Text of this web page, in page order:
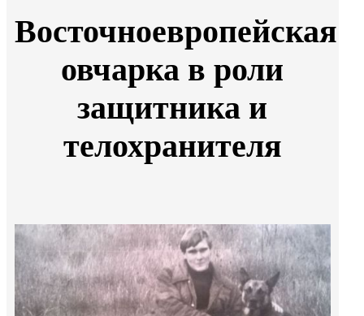
Восточноевропейская
овчарка в роли
защитника и
телохранителя